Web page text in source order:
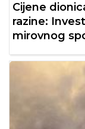
Cijene
razine:
mirovnog